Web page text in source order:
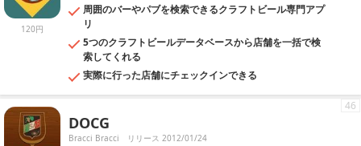
120円
周囲のバーやパブを検索できるクラフトビール専門アプ
リ
5つのクラフトビールデータベースから店舗を一括で検
索してくれる
実際に行った店舗にチェックインできる
DOCG
Bracci Bracci リリース 2012/01/24
46